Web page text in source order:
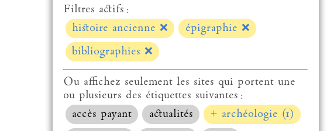
Filtres actifs :
histoire ancienne ❌ épigraphie ❌
bibliographies ❌
Ou affichez seulement les sites qui portent une
ou plusieurs des étiquettes suivantes :
accès payant
actualités
+ archéologie (1)